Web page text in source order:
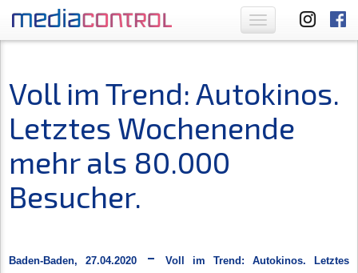
Toggle
navigation
Voll im Trend: Autokinos.
Letztes Wochenende
mehr als 80.000
Besucher.
Baden-Baden, 27.04.2020 -
Voll im Trend: Autokinos. Letztes